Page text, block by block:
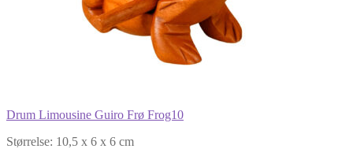
Drum Limousine Guiro Frø Frog10
Størrelse: 10,5 x 6 x 6 cm